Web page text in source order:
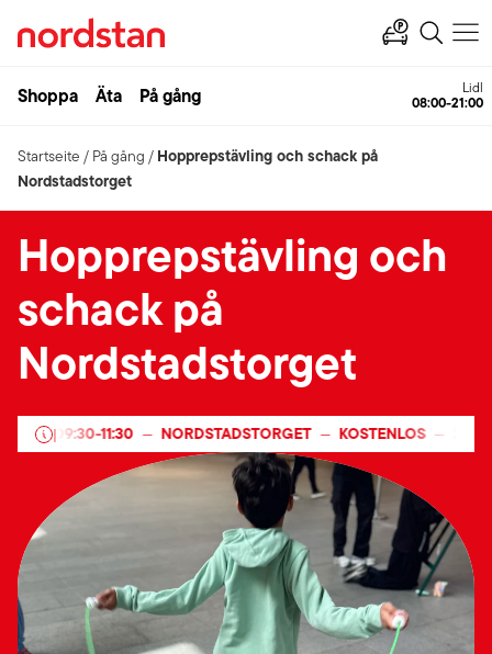
Shoppa Äta På gång Lidl
08:00-21:00
Startseite / På gång / Hopprepstävling och schack på
Nordstadstorget
Hopprepstävling och
schack på
Nordstadstorget
|
09:30-11:30 — NORDSTADSTORGET — KOSTENLOS — 24